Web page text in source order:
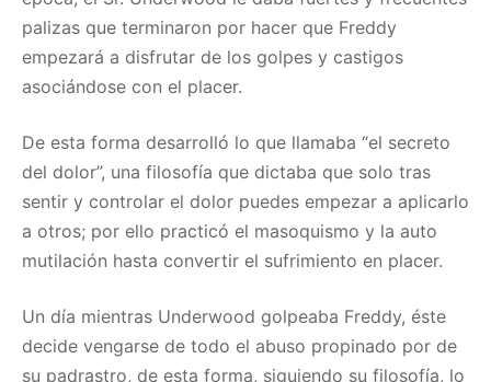
palizas que terminaron por hacer que Freddy
empezará a disfrutar de los golpes y castigos
asociándose con el placer.
De esta forma desarrolló lo que llamaba “el secreto
del dolor”, una filosofía que dictaba que solo tras
sentir y controlar el dolor puedes empezar a aplicarlo
a otros; por ello practicó el masoquismo y la auto
mutilación hasta convertir el sufrimiento en placer.
Un día mientras Underwood golpeaba Freddy, éste
decide vengarse de todo el abuso propinado por de
su padrastro, de esta forma, siguiendo su filosofía, lo